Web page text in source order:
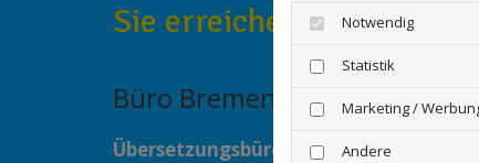
Sie erreichen uns
Büro Bremen
Übersetzungsbüro Bauer GmbH
Notwendig
Statistik
Marketing /
Andere